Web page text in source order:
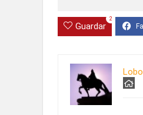
Guardar
2
Lobo